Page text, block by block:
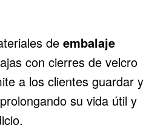
de embalaje
con cierres de velcro
a los clientes guardar y
su vida útil y